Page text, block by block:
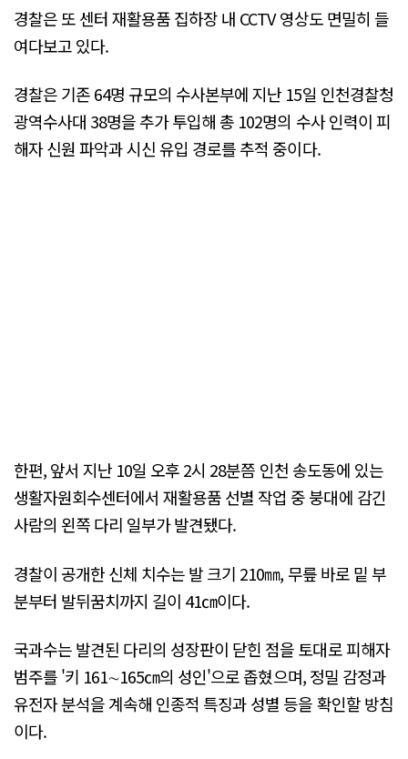
경찰은 또 센터 재활용품 집하장 내 CCTV 영상도 면밀히 들
여다보고 있다.
경찰은 기존 64명 규모의 수사본부에 지난 15일 인천경찰청
광역수사대 38명을 추가 투입해 총 102명의 수사 인력이 피
해자 신원 파악과 시신 유입 경로를 추적 중이다.
한편, 앞서 지난 10일 오후 2시 28분쯤 인천 송도동에 있는
생활자원회수센터에서 재활용품 선별 작업 중 붕대에 감긴
사람의 왼쪽 다리 일부가 발견됐다.
경찰이 공개한 신체 치수는 발 크기 210㎜, 무릎 바로 밑 부
분부터 발뒤꿈치까지 길이 41㎝이다.
국과수는 발견된 다리의 성장판이 닫힌 점을 토대로 피해자
범주를 '키 161∼165㎝의 성인'으로 좁혔으며, 정밀 감정과
유전자 분석을 계속해 인종적 특징과 성별 등을 확인할 방침
이다.